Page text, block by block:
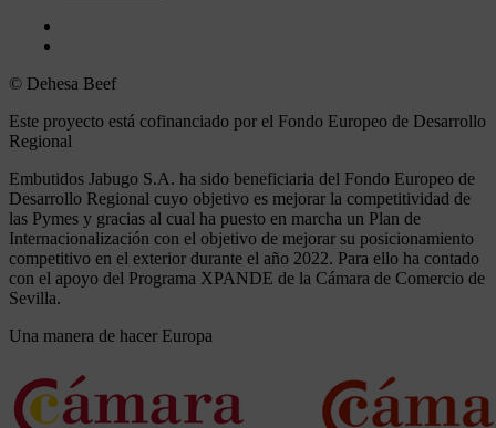
© Dehesa Beef
Este proyecto está cofinanciado por el Fondo Europeo de Desarrollo
Regional
Embutidos Jabugo S.A. ha sido beneficiaria del Fondo Europeo de
Desarrollo Regional cuyo objetivo es mejorar la competitividad de
las Pymes y gracias al cual ha puesto en marcha un Plan de
Internacionalización con el objetivo de mejorar su posicionamiento
competitivo en el exterior durante el año 2022. Para ello ha contado
con el apoyo del Programa XPANDE de la Cámara de Comercio de
Sevilla.
Una manera de hacer Europa